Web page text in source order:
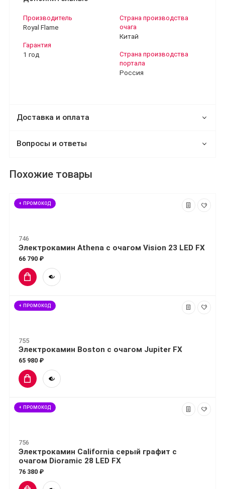
Производитель
Royal Flame
Гарантия
1 год
Страна производства
очага
Китай
Страна производства
портала
Россия
Доставка и оплата
Вопросы и ответы
Похожие товары
+ ПРОМОКОД
746
Электрокамин Athena с очагом Vision 23 LED FX
66 790 ₽
+ ПРОМОКОД
755
Электрокамин Boston с очагом Jupiter FX
65 980 ₽
+ ПРОМОКОД
756
Электрокамин California серый графит с
очагом Dioramic 28 LED FX
76 380 ₽